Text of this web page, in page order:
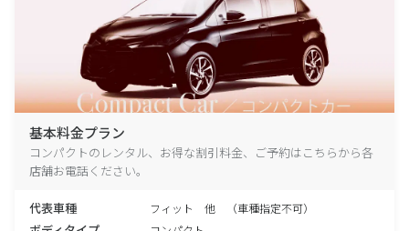
基本料金プラン
コンパクトのレンタル、お得な割引料金、ご予約はこちらから各
店舗お電話ください。
代表車種 フィット 他 （車種指定不可）